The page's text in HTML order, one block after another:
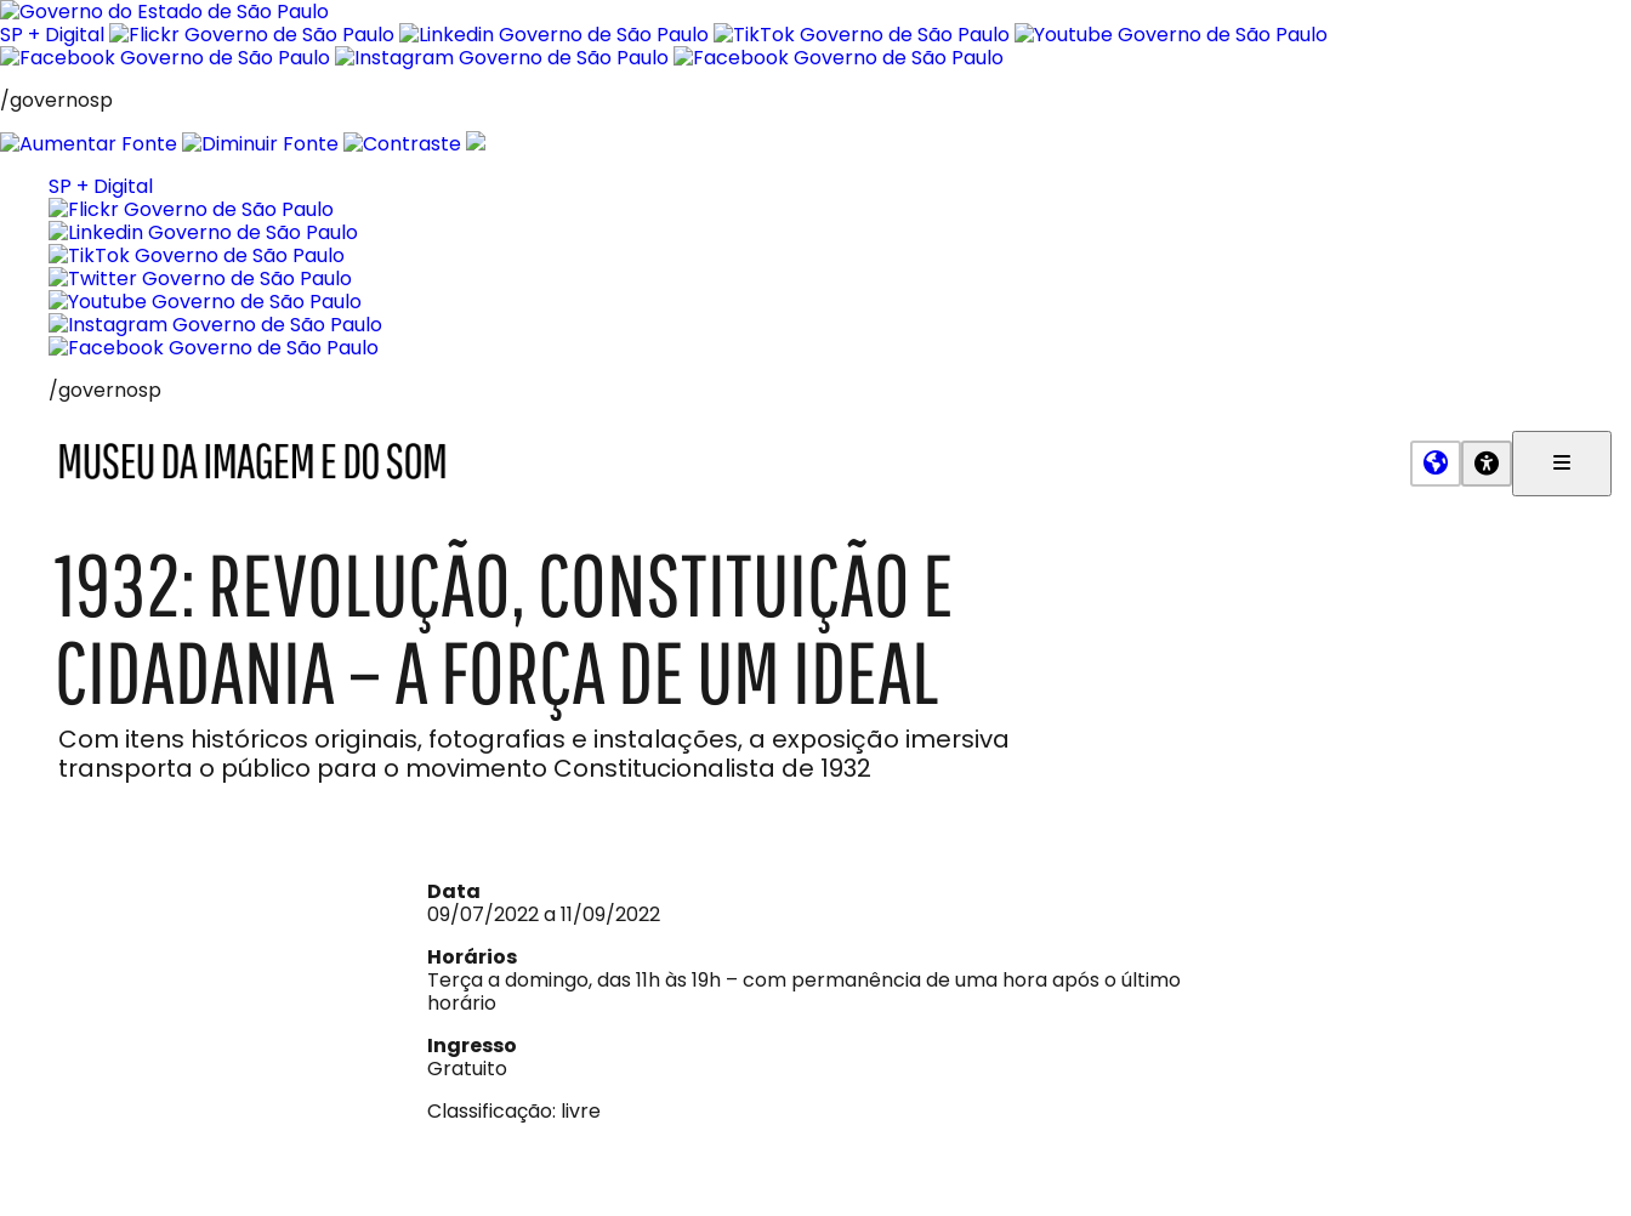
Pular
para
o
SP + Digital
/governosp
SP + Digital
/governosp
e
do
Som
1932: REVOLUÇÃO, CONSTITUIÇÃO E
CIDADANIA – A FORÇA DE UM IDEAL
Com itens históricos originais, fotografias e instalações, a exposição imersiva
transporta o público para o movimento Constitucionalista de 1932
Data
09/07/2022 a 11/09/2022
Horários
Terça a domingo, das 11h às 19h – com permanência de uma hora após o último
horário
Ingresso
Gratuito
Classificação: livre